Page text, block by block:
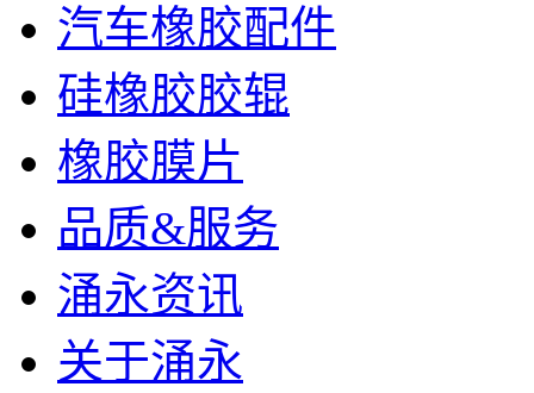
汽车橡胶配件
硅橡胶胶辊
橡胶膜片
品质&服务
涌永资讯
关于涌永